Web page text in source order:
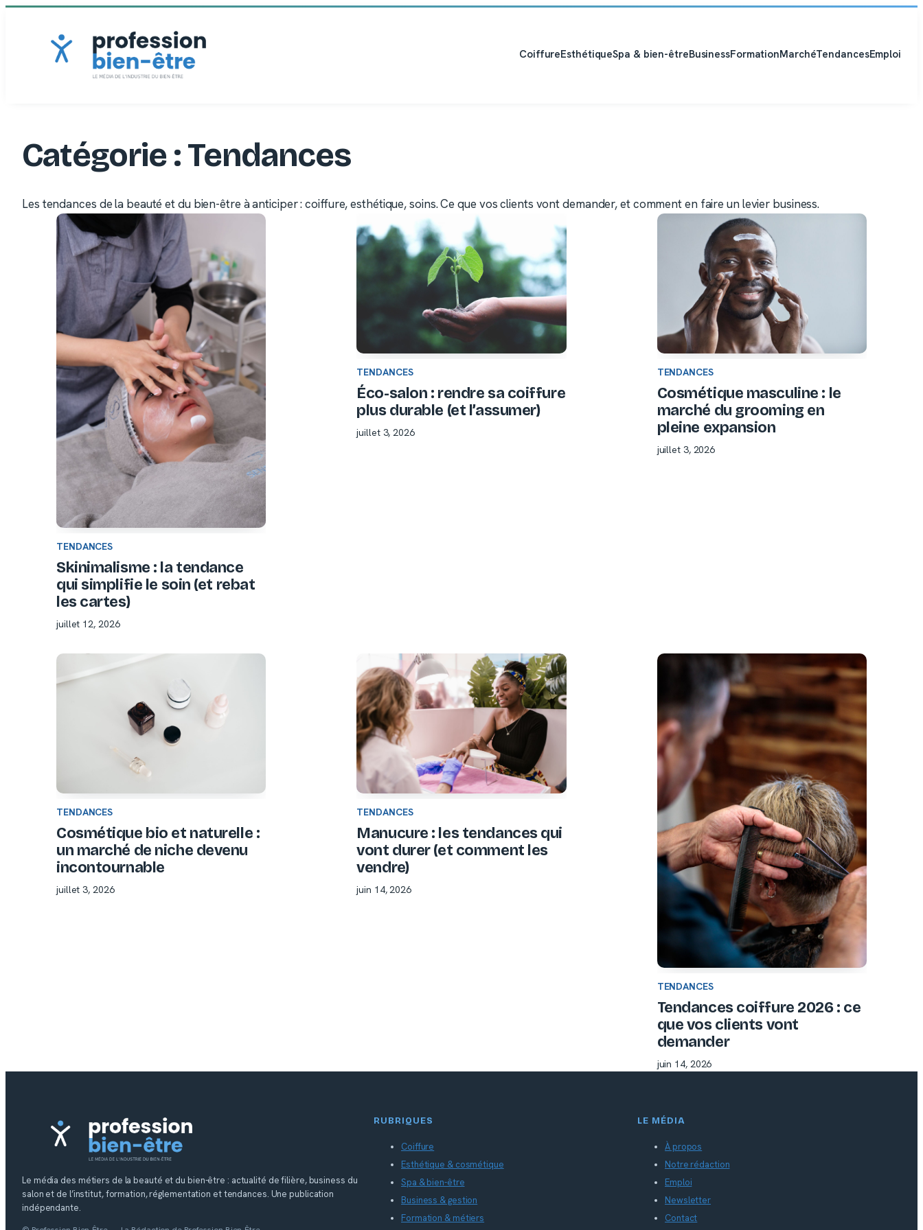
CoiffureEsthétiqueSpa & bien-êtreBusinessFormationMarchéTendancesEmploi
Catégorie :Tendances
Les tendances de la beauté et du bien-être à anticiper : coiffure, esthétique, soins. Ce que vos clients vont demander, et comment en faire un levier business.
TENDANCES
Skinimalisme : la tendance
qui simplifie le soin (et rebat
les cartes)
juillet 12, 2026
TENDANCES
Éco-salon : rendre sa coiffure
plus durable (et l’assumer)
juillet 3, 2026
TENDANCES
Cosmétique masculine : le
marché du grooming en
pleine expansion
juillet 3, 2026
TENDANCES
Cosmétique bio et naturelle :
un marché de niche devenu
incontournable
juillet 3, 2026
TENDANCES
Manucure : les tendances qui
vont durer (et comment les
vendre)
juin 14, 2026
TENDANCES
Tendances coiffure 2026 : ce
que vos clients vont
demander
juin 14, 2026
Le média des métiers de la beauté et du bien-être : actualité de filière, business du
salon et de l’institut, formation, réglementation et tendances. Une publication
indépendante.
RUBRIQUES
Coiffure
Esthétique & cosmétique
Spa & bien-être
Business & gestion
Formation & métiers
LE MÉDIA
À propos
Notre rédaction
Emploi
Newsletter
Contact